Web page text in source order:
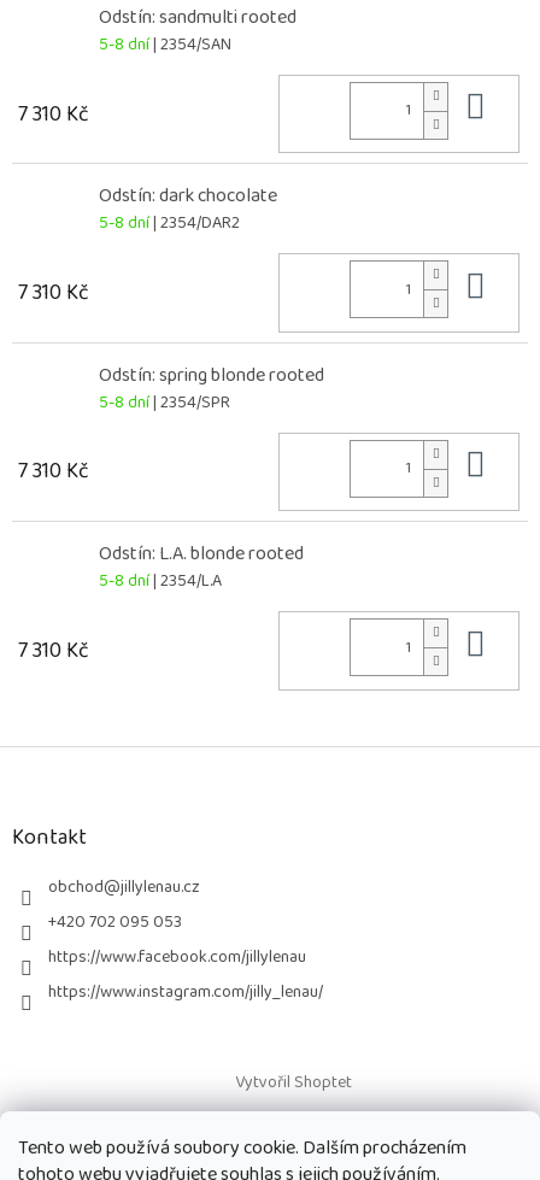
Tento web používá soubory cookie. Dalším procházením
Odstín: sandmulti rooted
5-8 dní| 2354/SAN
7 310 Kč
Odstín: dark chocolate
5-8 dní| 2354/DAR2
7 310 Kč
Odstín: spring blonde rooted
5-8 dní| 2354/SPR
7 310 Kč
Odstín: L.A. blonde rooted
5-8 dní| 2354/L.A
7 310 Kč
Z
Kontakt
obchod@jillylenau.cz
+420 702 095 053
https://www.facebook.com/jillylenau
https://www.instagram.com/jilly_lenau/
Vytvořil Shoptet
Copyright 2026Paruky Jilly Lenau s.r.o.. Všechna práva vyhrazena.